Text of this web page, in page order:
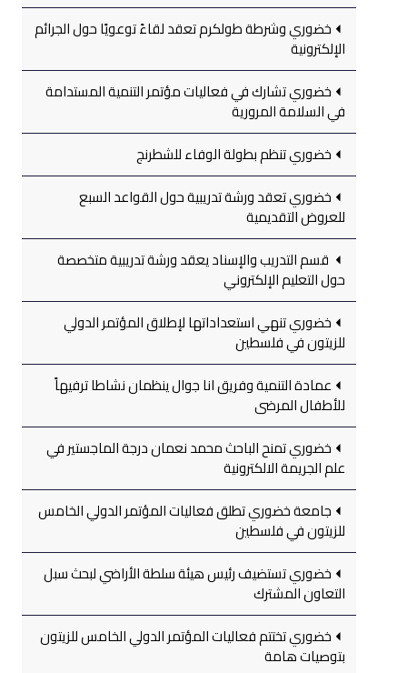
خضوري وشرطة طولكرم تعقد لقاءً توعويًا حول الجرائم
الإلكترونية
خضوري تشارك في فعاليات مؤتمر التنمية المستدامة
في السلامة المرورية
خضوري تنظم بطولة الوفاء للشطرنج
خضوري تعقد ورشة تدريبية حول القواعد السبع
للعروض التقديمية
قسم التدريب والإسناد يعقد ورشة تدريبية متخصصة
حول التعليم الإلكتروني
خضوري تنهي استعداداتها لإطلاق المؤتمر الدولي
للزيتون في فلسطين
عمادة التنمية وفريق انا جوال ينظمان نشاطا ترفيهاً
للأطفال المرضى
خضوري تمنح الباحث محمد نعمان درجة الماجستير في
علم الجريمة الالكترونية
جامعة خضوري تطلق فعاليات المؤتمر الدولي الخامس
للزيتون في فلسطين
خضوري تستضيف رئيس هيئة سلطة الأراضي لبحث سبل
التعاون المشترك
خضوري تختتم فعاليات المؤتمر الدولي الخامس للزيتون
بتوصيات هامة